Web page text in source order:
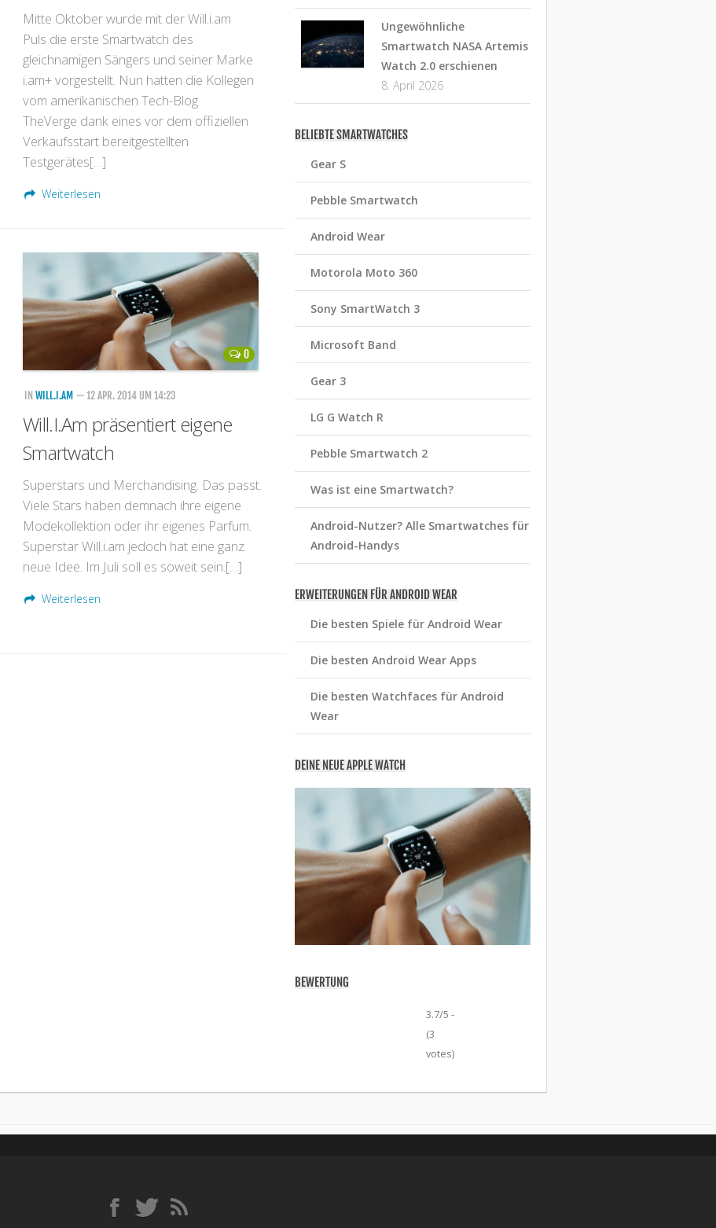
Mitte Oktober wurde mit der Will.i.am
Puls die erste Smartwatch des
gleichnamigen Sängers und seiner Marke
i.am+ vorgestellt. Nun hatten die Kollegen
vom amerikanischen Tech-Blog
TheVerge dank eines vor dem offiziellen
Verkaufsstart bereitgestellten
Testgerätes[…]
Weiterlesen
0
IN WILL.I.AM — 12 APR. 2014 UM 14:23
Will.I.Am präsentiert eigene
Smartwatch
Superstars und Merchandising. Das passt.
Viele Stars haben demnach ihre eigene
Modekollektion oder ihr eigenes Parfum.
Superstar Will.i.am jedoch hat eine ganz
neue Idee. Im Juli soll es soweit sein.[…]
Weiterlesen
Ungewöhnliche
Smartwatch NASA Artemis
Watch 2.0 erschienen
8. April 2026
BELIEBTE SMARTWATCHES
Gear S
Pebble Smartwatch
Android Wear
Motorola Moto 360
Sony SmartWatch 3
Microsoft Band
Gear 3
LG G Watch R
Pebble Smartwatch 2
Was ist eine Smartwatch?
Android-Nutzer? Alle Smartwatches für
Android-Handys
ERWEITERUNGEN FÜR ANDROID WEAR
Die besten Spiele für Android Wear
Die besten Android Wear Apps
Die besten Watchfaces für Android
Wear
DEINE NEUE APPLE WATCH
BEWERTUNG
3.7/5 -
(3
votes)